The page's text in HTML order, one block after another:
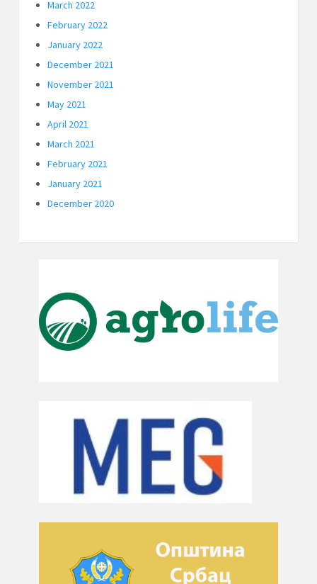
March 2022
February 2022
January 2022
December 2021
November 2021
May 2021
April 2021
March 2021
February 2021
January 2021
December 2020